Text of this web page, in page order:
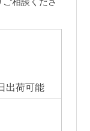
お支払いについて
ご相談くださ
出荷可能